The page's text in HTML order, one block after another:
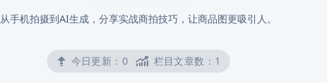
从手机拍摄到AI生成，分享实战商拍技巧，让商品图更吸引人。
今日更新： 0 栏目文章数： 1